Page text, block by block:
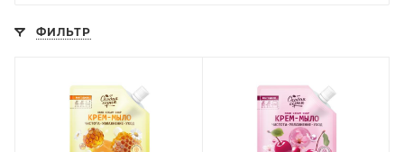
ФИЛЬТР